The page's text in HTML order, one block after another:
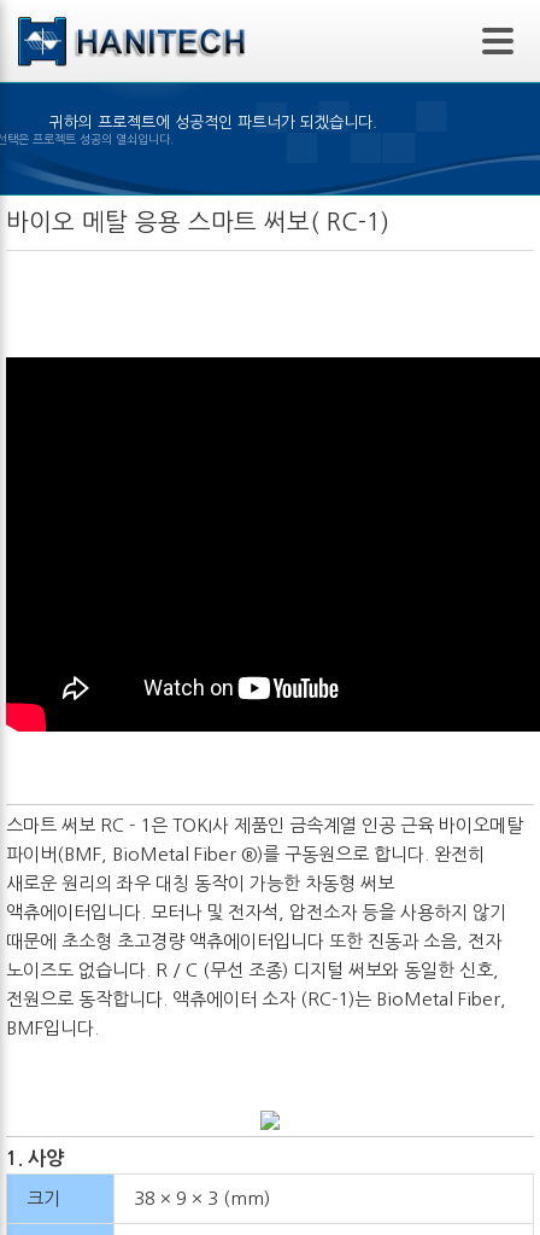
본문 바로가기
귀하의 프로젝트에 성공적인 파트너가 되겠습니다.
알맞은 제품의 선택은 프로젝트 성공의 열쇠입니다.
바이오 메탈 응용 스마트 써보( RC-1)
스마트 써보 RC - 1은 TOKI사 제품인 금속계열 인공 근육 바이오메탈
파이버(BMF, BioMetal Fiber ®)를 구동원으로 합니다. 완전히
새로운 원리의 좌우 대칭 동작이 가능한 차동형 써보
액츄에이터입니다. 모터나 및 전자석, 압전소자 등을 사용하지 않기
때문에 초소형 초고경량 액츄에이터입니다 또한 진동과 소음, 전자
노이즈도 없습니다. R / C (무선 조종) 디지털 써보와 동일한 신호,
전원으로 동작합니다. 액츄에이터 소자 (RC-1)는 BioMetal Fiber,
BMF입니다.
1. 사양
크기 38 × 9 × 3 (mm)